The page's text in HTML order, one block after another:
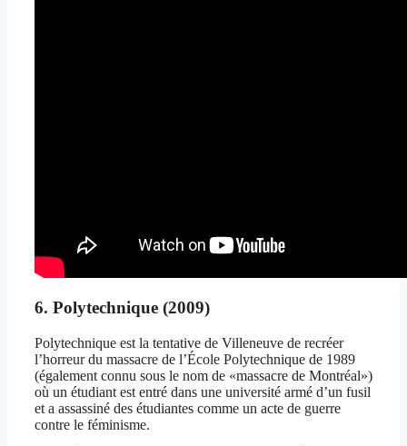
6. Polytechnique (2009)
Polytechnique est la tentative de Villeneuve de recréer
l’horreur du massacre de l’École Polytechnique de 1989
(également connu sous le nom de «massacre de Montréal»)
où un étudiant est entré dans une université armé d’un fusil
et a assassiné des étudiantes comme un acte de guerre
contre le féminisme.